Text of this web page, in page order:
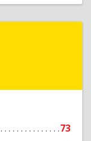
73
ул, дом